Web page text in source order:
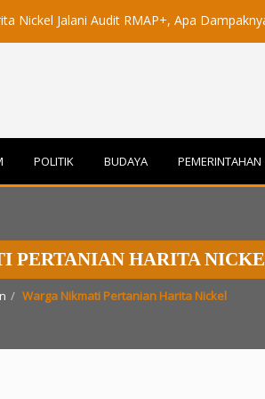
Jalani Audit RMAP+, Apa Dampaknya untuk
POLITIK BUDAYA PEMERINTAHAN
PERTANIAN HARITA
Warga Nikmati Pertanian Harita Nickel